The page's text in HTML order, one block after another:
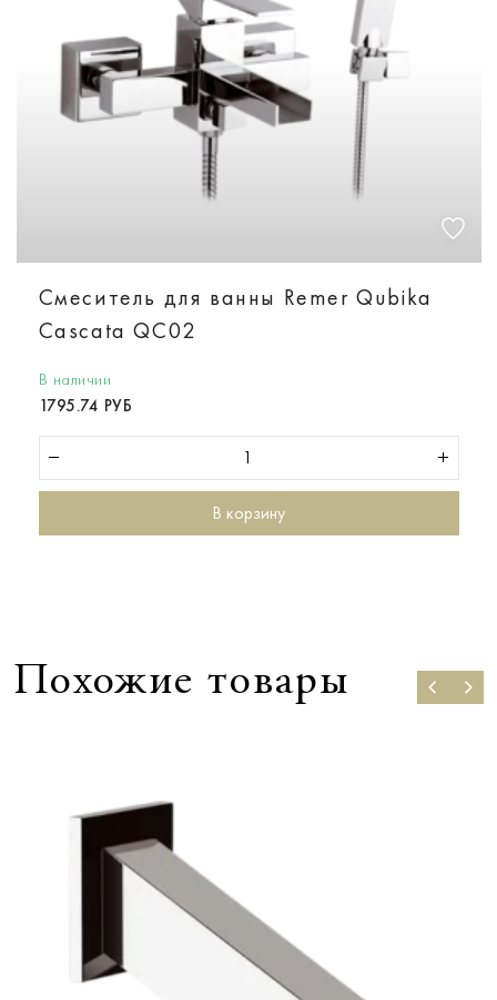
Смеситель для ванны Remer Qubika
Cascata QC02
В наличии
1795.74 РУБ
В корзину
Похожие товары